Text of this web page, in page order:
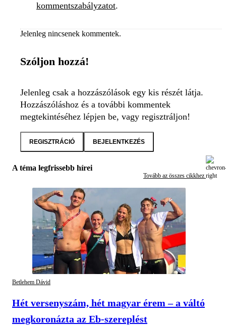
kommentszabályzatot.
Jelenleg nincsenek kommentek.
Szóljon hozzá!
Jelenleg csak a hozzászólások egy kis részét látja.
Hozzászóláshoz és a további kommentek
megtekintéséhez lépjen be, vagy regisztráljon!
REGISZTRÁCIÓ BEJELENTKEZÉS
A téma legfrissebb hírei
Tovább az összes cikkhez
Betlehem Dávid
Hét versenyszám, hét magyar érem – a váltó
megkoronázta az Eb-szereplést